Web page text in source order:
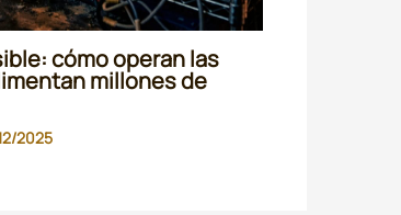
cómo operan las
millones de
2025